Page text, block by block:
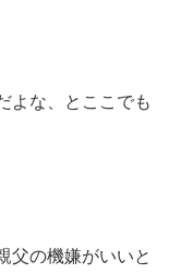
よな、とここでも
父の機嫌がいいと